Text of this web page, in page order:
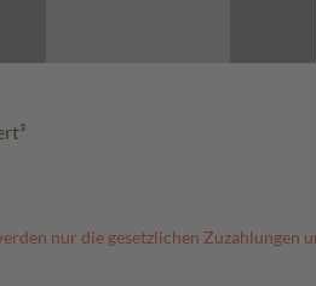
nur die gesetzlichen Zuzahlungen